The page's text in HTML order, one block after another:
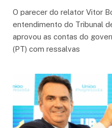
O parecer do relator Vitor
entendimento do Tribunal
aprovou as contas do
(PT) com ressalvas